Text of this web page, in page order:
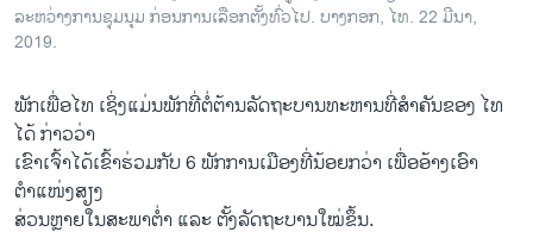
ສຽງ
ລາຍງານ
ຕິດຕາມພວກເຮົາ ທີ່
ພາສາຕ່າງໆ
ລະ​ຫວ່າງ​ການ​ຊຸມ​ນຸມ ກ່ອນ​ການ​ເລືອກ​ຕັ້ງ​ທົ່ວໄປ. ບາງກອກ, ໄທ. 22 ມີ​ນາ,
2019.
ພັກ​ເພື່ອໄທ ເຊິ່ງ​ແມ່ນພັກທີ່​ຕໍ່​ຕ້ານ​ລັດ​ຖະ​ບານ​ທະ​ຫານທີ່​ສຳ​ຄັນ​ຂອງ ໄທ ​
ໄດ້ ກ່າວ​ວ່າ
ເຂົາເຈົ້າໄດ້ເຂົ້າຮ່ວມກັບ 6 ພັກການເມືອງທີ່ນ້ອຍກວ່າ ເພື່ອອ້າງເອົາ
ຕຳແໜ່ງສຽງ
ສ່ວນຫຼາຍໃນສະພາຕ່ຳ ແລະ ຕັ້ງລັດຖະບານໃໝ່ຂຶ້ນ.